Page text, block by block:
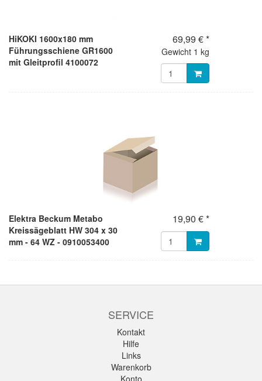
HiKOKI 1600x180 mm
Führungsschiene GR1600
mit Gleitprofil 4100072
69,99 € *
Gewicht 1 kg
Elektra Beckum Metabo
Kreissägeblatt HW 304 x 30
mm - 64 WZ - 0910053400
19,90 € *
SERVICE
Kontakt
Hilfe
Links
Warenkorb